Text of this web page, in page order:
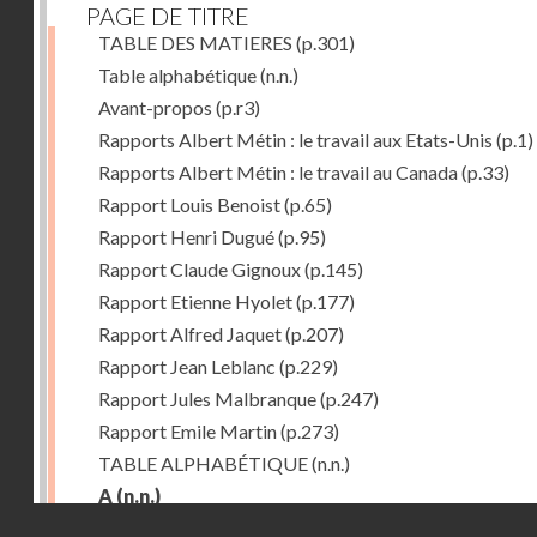
PAGE DE TITRE
TABLE DES MATIERES (p.301)
Table alphabétique(n.n.)
Avant-propos (p.r3)
Rapports Albert Métin : le travail aux Etats-Unis (p.1)
Rapports Albert Métin : le travail au Canada(p.33)
Rapport Louis Benoist(p.65)
Rapport Henri Dugué(p.95)
Rapport Claude Gignoux(p.145)
Rapport Etienne Hyolet(p.177)
Rapport Alfred Jaquet(p.207)
Rapport Jean Leblanc (p.229)
Rapport Jules Malbranque(p.247)
Rapport Emile Martin(p.273)
TABLE ALPHABÉTIQUE(n.n.)
A (n.n.)